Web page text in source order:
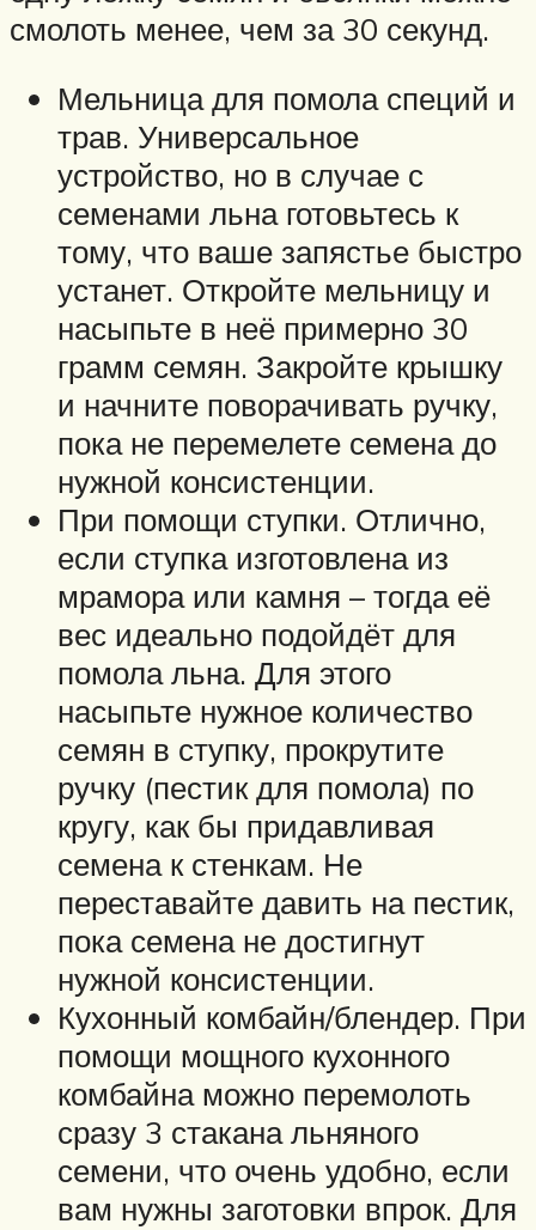
смолоть менее, чем за 30 секунд.
Мельница для помола специй и
трав. Универсальное
устройство, но в случае с
семенами льна готовьтесь к
тому, что ваше запястье быстро
устанет. Откройте мельницу и
насыпьте в неё примерно 30
грамм семян. Закройте крышку
и начните поворачивать ручку,
пока не перемелете семена до
нужной консистенции.
При помощи ступки. Отлично,
если ступка изготовлена из
мрамора или камня – тогда её
вес идеально подойдёт для
помола льна. Для этого
насыпьте нужное количество
семян в ступку, прокрутите
ручку (пестик для помола) по
кругу, как бы придавливая
семена к стенкам. Не
переставайте давить на пестик,
пока семена не достигнут
нужной консистенции.
Кухонный комбайн/блендер. При
помощи мощного кухонного
комбайна можно перемолоть
сразу 3 стакана льняного
семени, что очень удобно, если
вам нужны заготовки впрок. Для